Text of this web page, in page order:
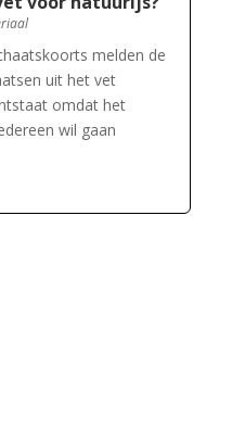
melden de
uit het vet
omdat het
wil gaan